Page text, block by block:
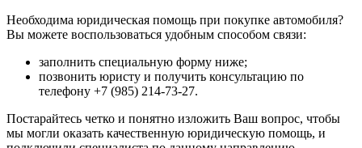
Необходима юридическая помощь при покупке автомобиля?
Вы можете воспользоваться удобным способом связи:
заполнить специальную форму ниже;
позвонить юристу и получить консультацию по
телефону +7 (985) 214-73-27.
Постарайтесь четко и понятно изложить Ваш вопрос, чтобы
мы могли оказать качественную юридическую помощь, и